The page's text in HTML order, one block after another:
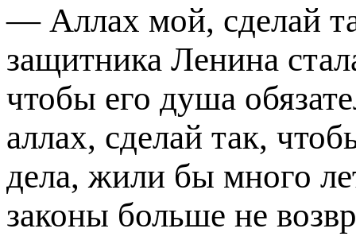
— Аллах мой, сделай
защитника Ленина
чтобы его душа
аллах, сделай так,
дела, жили бы много
законы больше не